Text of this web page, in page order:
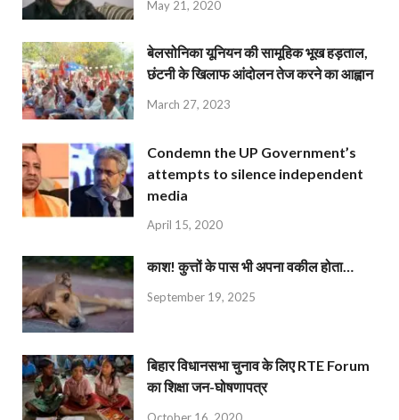
May 21, 2020
बेलसोनिका यूनियन की सामूहिक भूख हड़ताल,
छंटनी के खिलाफ आंदोलन तेज करने का आह्वान
March 27, 2023
Condemn the UP Government’s
attempts to silence independent
media
April 15, 2020
काश! कुत्तों के पास भी अपना वकील होता…
September 19, 2025
बिहार विधानसभा चुनाव के लिए RTE Forum
का शिक्षा जन-घोषणापत्र